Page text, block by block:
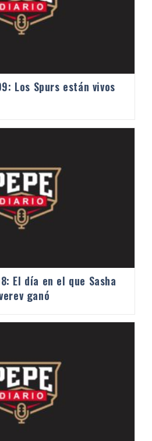
Los Spurs están vivos
El día en el que Sasha
ganó